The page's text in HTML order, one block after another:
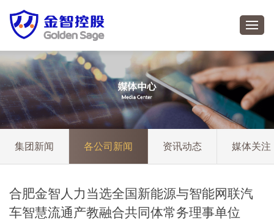
集团新闻 各公司新闻 资讯动态 媒体关注
合肥金智人力当选全国新能源与智能网联汽
车智慧流通产教融合共同体常务理事单位